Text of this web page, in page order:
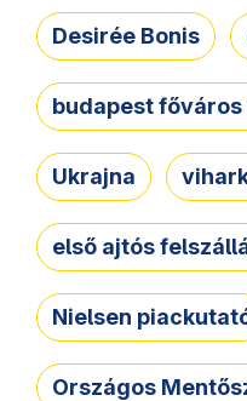
Desirée Bonis
budapest
Ukrajna
első ajtós
Nielsen
Országos